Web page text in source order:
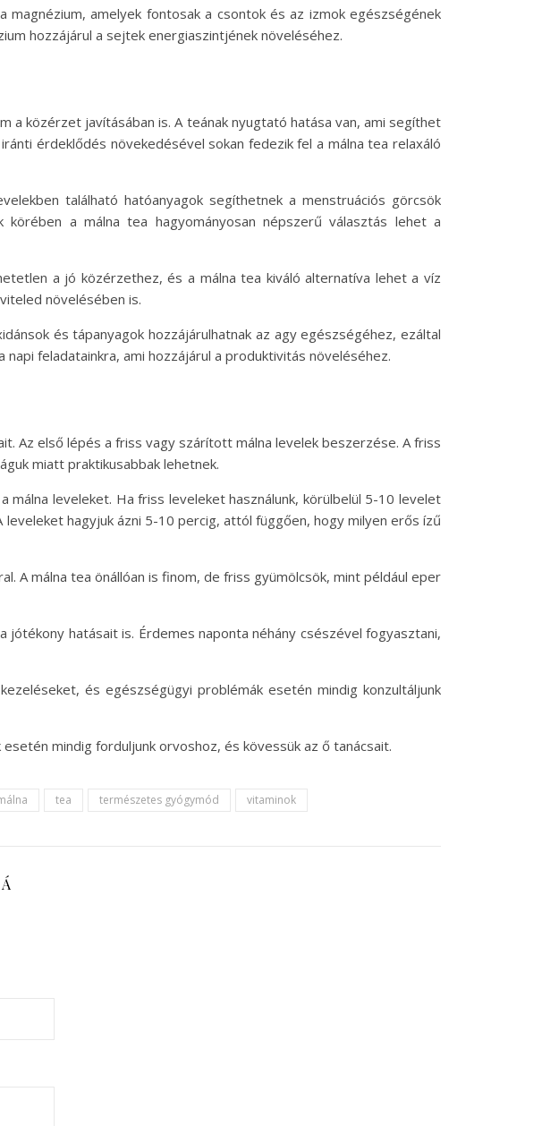
amelyek fontosak a csontok és az izmok egészségének
hozzájárul a sejtek energiaszintjének növeléséhez.
a közérzet javításában is. A teának nyugtató hatása van, ami segíthet
érdeklődés növekedésével sokan fedezik fel a málna tea relaxáló
található hatóanyagok segíthetnek a menstruációs görcsök
körében a málna tea hagyományosan népszerű választás lehet a
a jó közérzethez, és a málna tea kiváló alternatíva lehet a víz
növelésében is.
és tápanyagok hozzájárulhatnak az agy egészségéhez, ezáltal
feladatainkra, ami hozzájárul a produktivitás növeléséhez.
Az első lépés a friss vagy szárított málna levelek beszerzése. A friss
miatt praktikusabbak lehetnek.
leveleket. Ha friss leveleket használunk, körülbelül 5-10 levelet
hagyjuk ázni 5-10 percig, attól függően, hogy milyen erős ízű
A málna tea önállóan is finom, de friss gyümölcsök, mint például eper
hatásait is. Érdemes naponta néhány csészével fogyasztani,
és egészségügyi problémák esetén mindig konzultáljunk
mindig forduljunk orvoshoz, és kövessük az ő tanácsait.
tea természetes gyógymód vitaminok